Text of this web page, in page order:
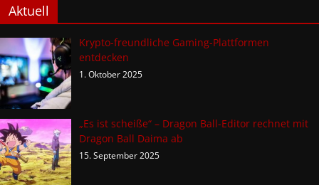
Aktuell
Krypto-freundliche Gaming-Plattformen
entdecken
1. Oktober 2025
„Es ist scheiße“ – Dragon Ball-Editor rechnet mit
Dragon Ball Daima ab
15. September 2025